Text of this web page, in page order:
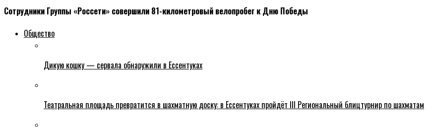
Сотрудники Группы «Россети» совершили 81-километровый велопробег к Дню Победы
Общество
Дикую кошку — сервала обнаружили в Ессентуках
Театральная площадь превратится в шахматную доску: в Ессентуках пройдёт III Региональный блицтурнир по шахматам